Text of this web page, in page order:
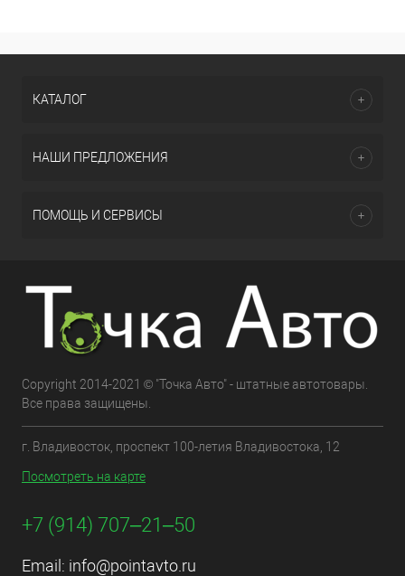
КАТАЛОГ
НАШИ ПРЕДЛОЖЕНИЯ
ПОМОЩЬ И СЕРВИСЫ
Copyright 2014-2021 © "Точка Авто" - штатные автотовары.
Все права защищены.
г. Владивосток, проспект 100-летия Владивостока, 12
Посмотреть на карте
+7 (914) 707‒21‒50
Email: info@pointavto.ru